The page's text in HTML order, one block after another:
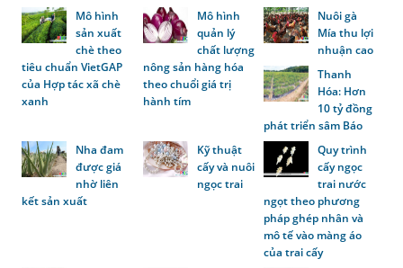
Mô hình
sản xuất
chè theo
tiêu chuẩn VietGAP
của Hợp tác xã chè
xanh
Mô hình
quản lý
chất lượng
nông sản hàng hóa
theo chuổi giá trị
hành tím
Nuôi gà
Mía thu lợi
nhuận cao
Thanh
Hóa: Hơn
10 tỷ đồng
phát triển sâm Báo
Nha đam
được giá
nhờ liên
kết sản xuất
Kỹ thuật
cấy và nuôi
ngọc trai
Quy trình
cấy ngọc
trai nước
ngọt theo phương
pháp ghép nhân và
mô tế vào màng áo
của trai cấy